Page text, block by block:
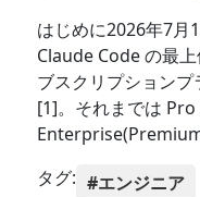
はじめに2026年7月
Claude Code の最
ブスクリプション
[1]。それまでは
タグ: #エンジニア